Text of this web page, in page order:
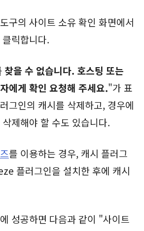
구의 사이트 소유 확인 화면에서
릭합니다.
찾을 수 없습니다. 호스팅 또는
에게 확인 요청해 주세요."가 표
그인의 캐시를 삭제하고, 경우에
제해야 할 수도 있습니다.
를 이용하는 경우, 캐시 플러그
플러그인을 설치한 후에 캐시
성공하면 다음과 같이 "사이트